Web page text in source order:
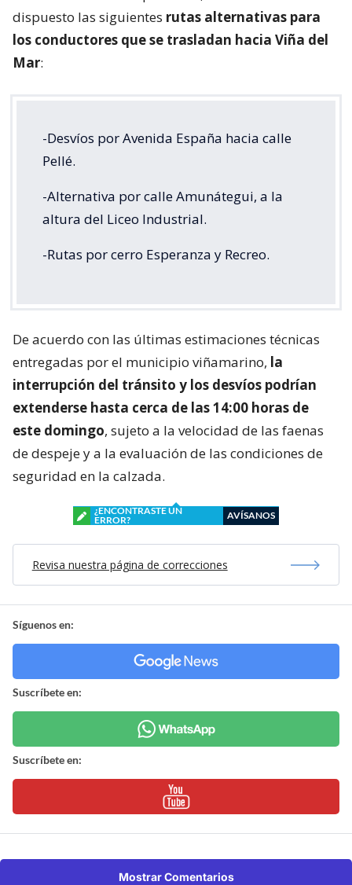
dispuesto las siguientes rutas alternativas para
los conductores que se trasladan hacia Viña del
Mar:
-Desvíos por Avenida España hacia calle
Pellé.
-Alternativa por calle Amunátegui, a la
altura del Liceo Industrial.
-Rutas por cerro Esperanza y Recreo.
De acuerdo con las últimas estimaciones técnicas
entregadas por el municipio viñamarino, la
interrupción del tránsito y los desvíos podrían
extenderse hasta cerca de las 14:00 horas de
este domingo, sujeto a la velocidad de las faenas
de despeje y a la evaluación de las condiciones de
seguridad en la calzada.
¿ENCONTRASTE UN
ERROR?
AVÍSANOS
Revisa nuestra página de correcciones
Síguenos en:
Suscríbete en:
Suscríbete en:
Mostrar Comentarios